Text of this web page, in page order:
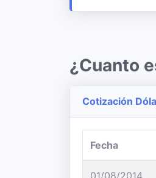
¿Cuanto
Cotización
Fecha
01/08/2014